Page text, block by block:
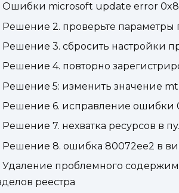
Ошибки microsoft update error
Решение 2. проверьте
Решение 3. сбросить настройки
Решение 4. повторно
Решение 5: изменить значение
Решение 6. исправление ошибки
Решение 7. нехватка ресурсов в
Решение 8. ошибка 80072ee2 в
Удаление проблемного
реестра